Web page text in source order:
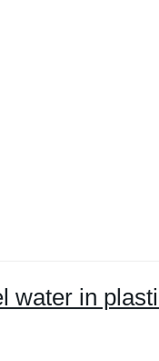
water in